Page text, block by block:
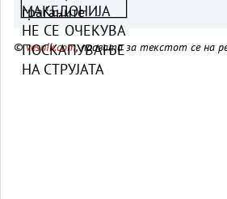
©vesnik.com, правата за текстот се на